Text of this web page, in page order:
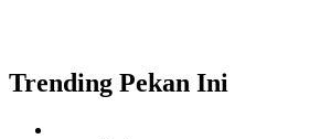
Trending Pekan Ini